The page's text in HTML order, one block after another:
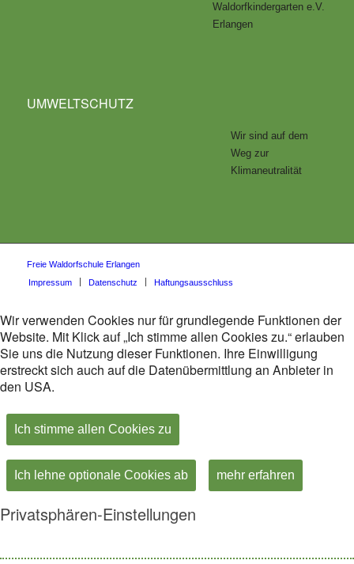
Waldorfkindergarten e.V.
Erlangen
UMWELTSCHUTZ
Wir sind auf dem
Weg zur
Klimaneutralität
Freie Waldorfschule Erlangen
Impressum
Datenschutz Haftungsausschluss
Wir verwenden Cookies nur für grundlegende Funktionen der
Website. Mit Klick auf „Ich stimme allen Cookies zu.“ erlauben
Sie uns die Nutzung dieser Funktionen. Ihre Einwilligung
erstreckt sich auch auf die Datenübermittlung an Anbieter in
den USA.
Ich stimme allen Cookies zu
Ich lehne optionale Cookies ab mehr erfahren
Privatsphären-Einstellungen